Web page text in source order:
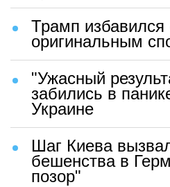
Трамп избавился
оригинальным
"Ужасный
забились в
Украине
Шаг Киева
бешенства в
позор"